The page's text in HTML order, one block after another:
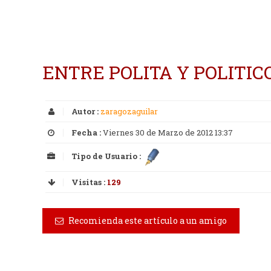
ENTRE POLITA Y
Autor : zaragozaguilar
Fecha :Viernes 30 de Marzo de 2012 13:37
Tipo de Usuario :
Visitas : 129
Recomienda este artículo a un amigo